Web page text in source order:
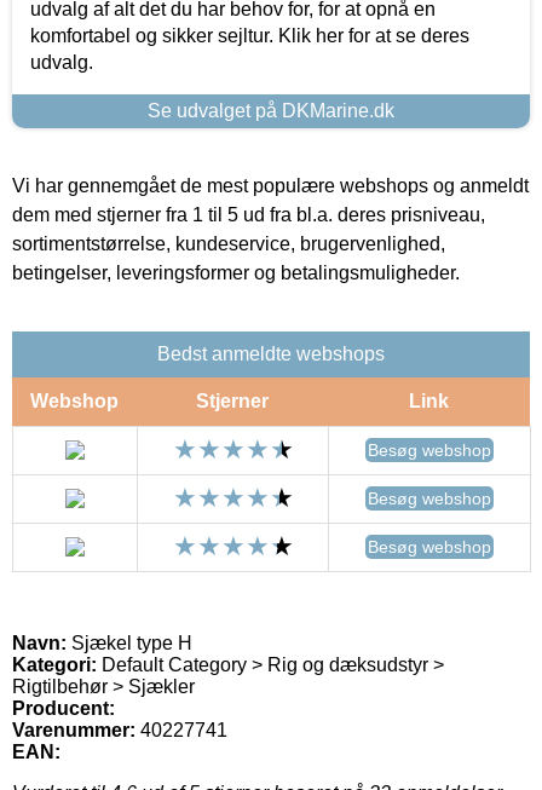
udvalg af alt det du har behov for, for at opnå en
komfortabel og sikker sejltur. Klik her for at se deres
udvalg.
Se udvalget på DKMarine.dk
Vi har gennemgået de mest populære webshops og anmeldt
dem med stjerner fra 1 til 5 ud fra bl.a. deres prisniveau,
sortimentstørrelse, kundeservice, brugervenlighed,
betingelser, leveringsformer og betalingsmuligheder.
Bedst anmeldte webshops
Webshop Stjerner Link
Besøg webshop
Besøg webshop
Besøg webshop
Navn: Sjækel type H
Kategori: Default Category > Rig og dæksudstyr >
Rigtilbehør > Sjækler
Producent:
Varenummer: 40227741
EAN: